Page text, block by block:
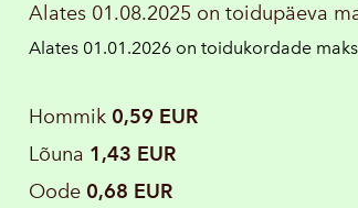
Alates 01.08.2025 on toidupäeva
Alates 01.01.2026 on toidukordade
Hommik 0,59 EUR
Lõuna 1,43 EUR
Oode 0,68 EUR